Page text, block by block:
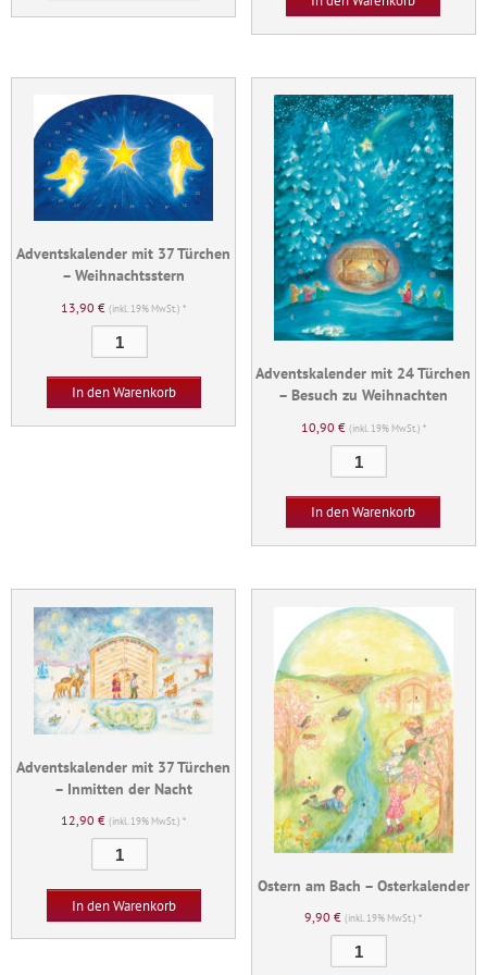
Türchen
-
Weihnacht
Menge
Adventskalender mit 37 Türchen
– Weihnachtsstern
13,90€ (inkl. 19% MwSt.) *
mit
37
Türchen
-
In den Warenkorb
Adventskalender mit 24 Türchen
– Besuch zu Weihnachten
10,90 € (inkl. 19% MwSt.) *
mit
24
Türchen
-
Weihnachten
Menge
In den Warenkorb
Adventskalender mit 37 Türchen
– Inmitten der Nacht
12,90€ (inkl. 19% MwSt.) *
mit
37
Türchen
–
In den Warenkorb
Ostern am Bach – Osterkalender
9,90€ (inkl. 19% MwSt.) *
am